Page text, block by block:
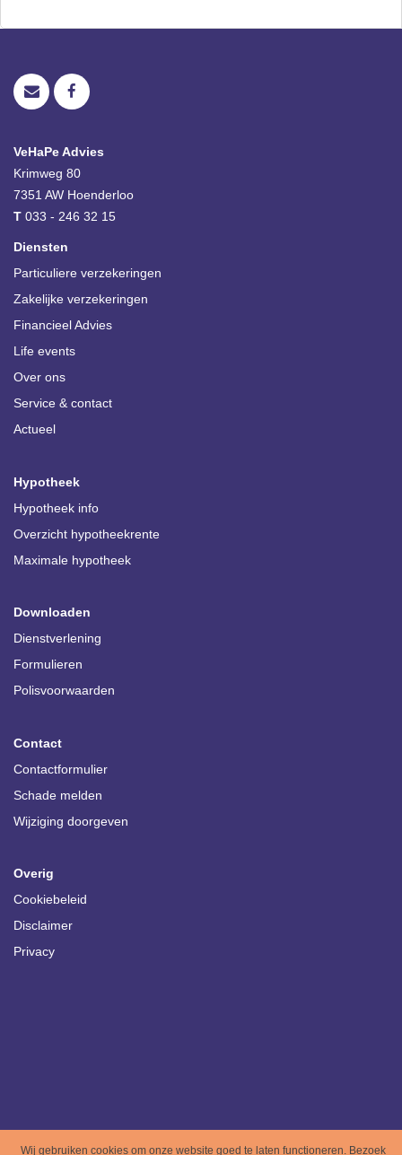
Wij gebruiken cookies om onze website goed te laten functioneren. Bezoek
VeHaPe Advies
Krimweg 80
7351 AW Hoenderloo
T 033 - 246 32 15
Diensten
Particuliere verzekeringen
Zakelijke verzekeringen
Financieel Advies
Life events
Over ons
Service & contact
Actueel
Hypotheek
Hypotheek info
Overzicht hypotheekrente
Maximale hypotheek
Downloaden
Dienstverlening
Formulieren
Polisvoorwaarden
Contact
Contactformulier
Schade melden
Wijziging doorgeven
Overig
Cookiebeleid
Disclaimer
Privacy